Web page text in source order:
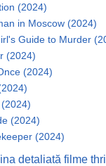
(2024)
in Moscow (2024)
Guide to Murder
(2024)
(2024)
(2024)
(2024)
detaliată filme